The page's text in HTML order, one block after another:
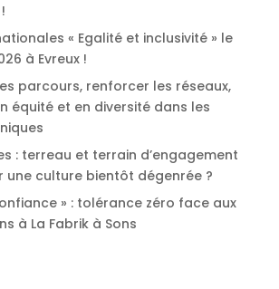
« Egalité et inclusivité » le
à Evreux !
parcours, renforcer les réseaux,
équité et en diversité dans les
: terreau et terrain d’engagement
culture bientôt dégenrée ?
» : tolérance zéro face aux
à La Fabrik à Sons